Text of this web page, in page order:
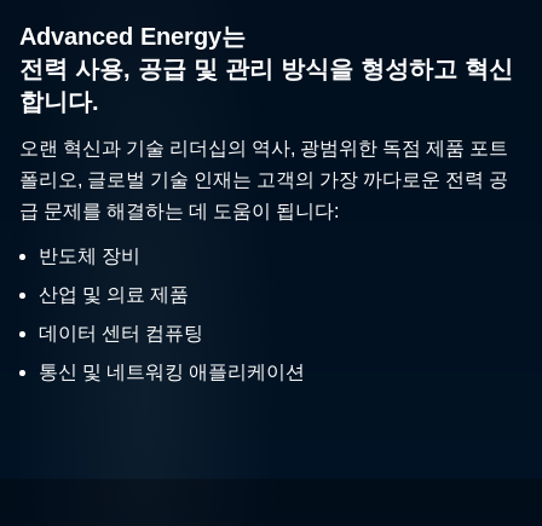
Advanced Energy는
전력 사용, 공급 및 관리 방식을 형성하고 혁신
합니다.
오랜 혁신과 기술 리더십의 역사, 광범위한 독점 제품 포트
폴리오, 글로벌 기술 인재는 고객의 가장 까다로운 전력 공
급 문제를 해결하는 데 도움이 됩니다:
반도체 장비
산업 및 의료 제품
데이터 센터 컴퓨팅
통신 및 네트워킹 애플리케이션